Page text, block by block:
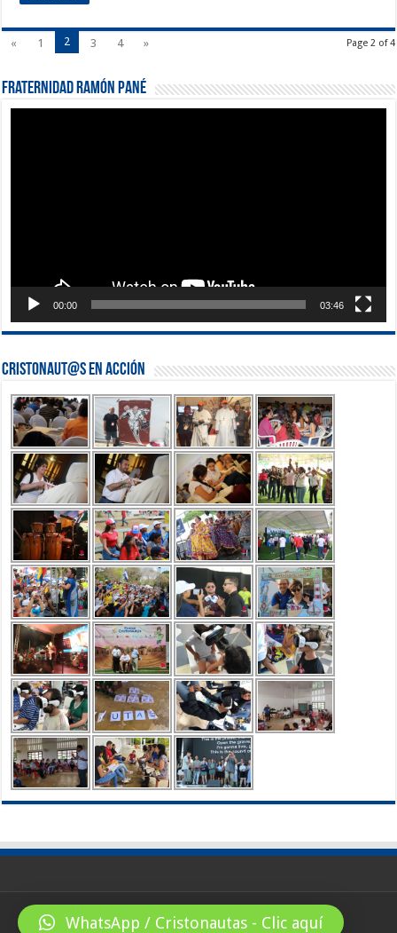
Page 2 of 4
« 1 2 3 4 »
Fraternidad Ramón Pané
00:00 03:46
Cristonaut@s en Acción
WhatsApp / Cristonautas - Clic aquí